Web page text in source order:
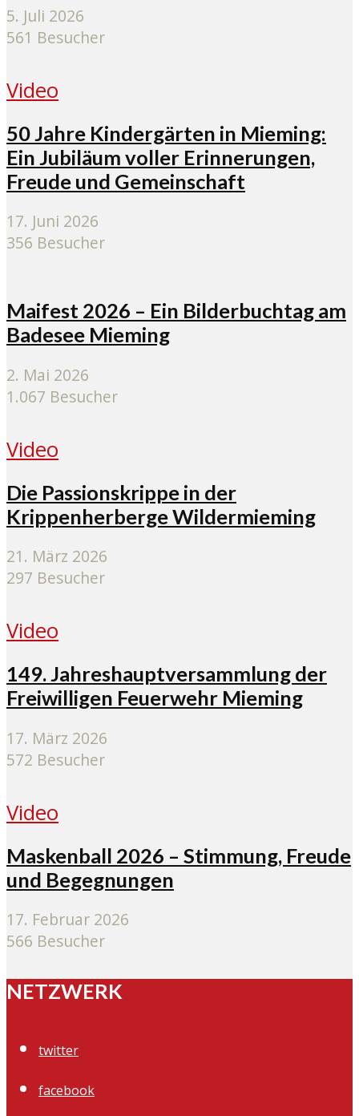
5. Juli 2026
561 Besucher
Video
50 Jahre Kindergärten in Mieming:
Ein Jubiläum voller Erinnerungen,
Freude und Gemeinschaft
17. Juni 2026
356 Besucher
Maifest 2026 – Ein Bilderbuchtag am
Badesee Mieming
2. Mai 2026
1.067 Besucher
Video
Die Passionskrippe in der
Krippenherberge Wildermieming
21. März 2026
297 Besucher
Video
149. Jahreshauptversammlung der
Freiwilligen Feuerwehr Mieming
17. März 2026
572 Besucher
Video
Maskenball 2026 – Stimmung, Freude
und Begegnungen
17. Februar 2026
566 Besucher
NETZWERK
twitter
facebook